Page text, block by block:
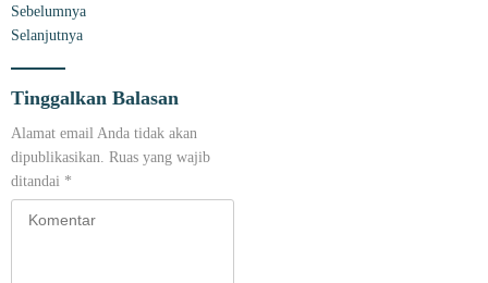
Sebelumnya
Selanjutnya
Tinggalkan Balasan
Alamat email Anda tidak akan
dipublikasikan. Ruas yang wajib
ditandai *